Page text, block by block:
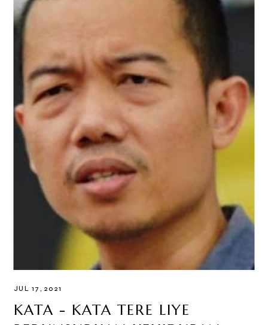
JUL 17, 2021
KATA - KATA TERE LIYE